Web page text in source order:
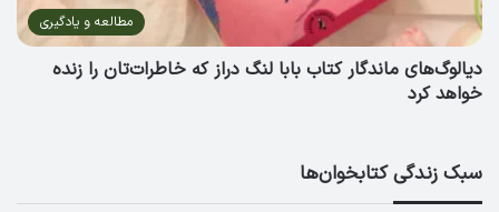
مطالعه و یادگیری
دیالوگ‌های ماندگار کتاب بابا لنگ دراز که خاطرات‌تان را زنده
خواهد کرد
سبک زندگی کتابخوان‌ها